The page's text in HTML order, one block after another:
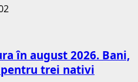
în august 2026. Bani,
trei nativi